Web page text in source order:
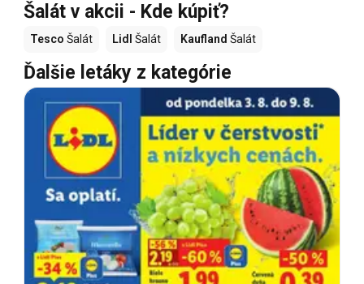
Šalát v akcii - Kde kúpiť?
Tesco Šalát Lidl Šalát Kaufland Šalát
Ďalšie letáky z kategórie